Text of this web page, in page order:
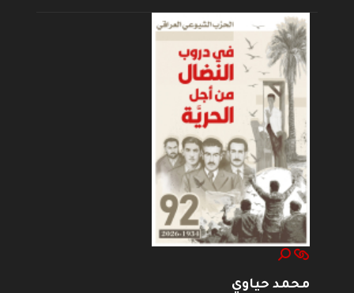
محمد حياوي